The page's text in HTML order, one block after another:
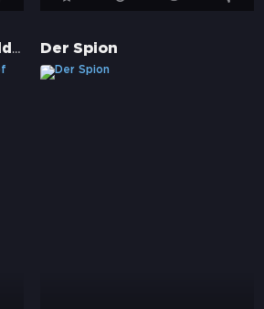
13 Hours: The Secret Soldiers of Benghazi Der Spion